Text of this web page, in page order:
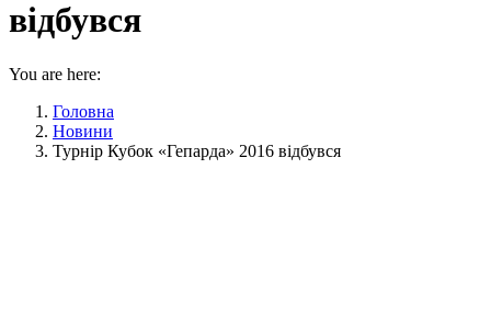
відбувся
You are here:
Головна
Новини
Турнір Кубок «Гепарда» 2016 відбувся